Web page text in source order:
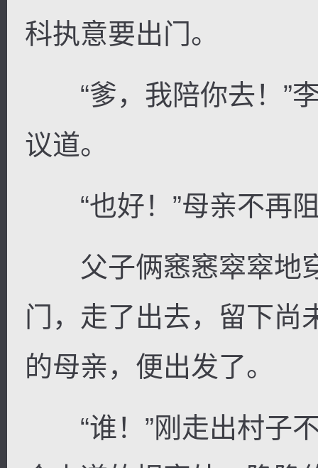
科执意要出门。
“爹，我陪你去！”李
议道。
“也好！”母亲不再阻
父子俩窸窸窣窣地
门，走了出去，留下尚
的母亲，便出发了。
“谁！”刚走出村子不